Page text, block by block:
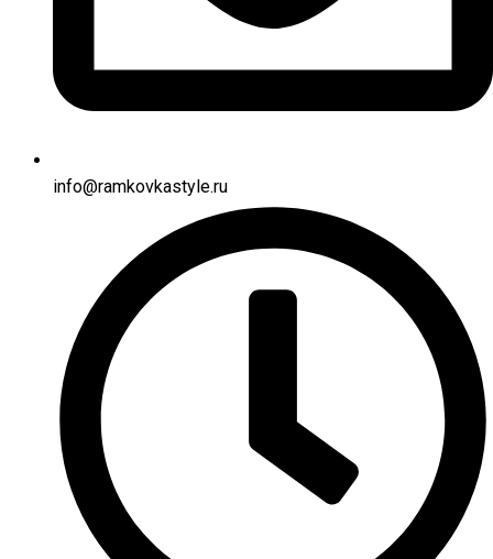
info@ramkovkastyle.ru